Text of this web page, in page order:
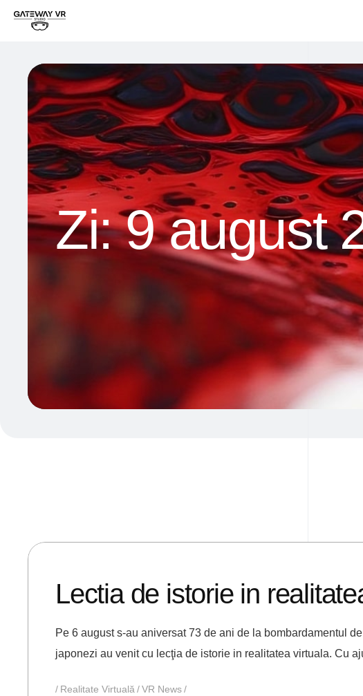
Zi:9 august
Lectia de istorie in
Pe 6 august s-au aniversat 73 de ani de la bombardamentul
japonezi au venit cu lecţia de istorie in realitatea virtuala. Cu
Realitate Virtuală VR News